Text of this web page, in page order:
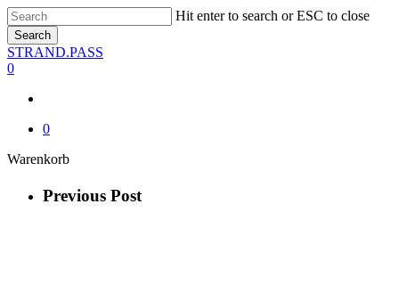
Skip
to
main
content
Hit enter to search or ESC to close
Search
Close
Search
STRAND.PASS
0
0
WarenkorbClose
Previous Post